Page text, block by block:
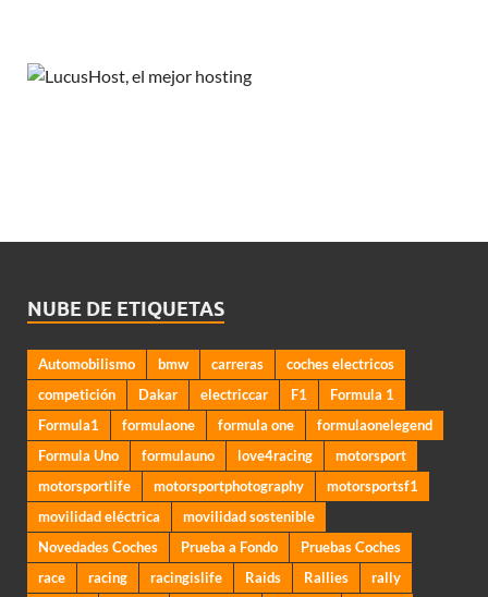
NUBE DE ETIQUETAS
Automobilismo bmw carreras
coches electricos
competición
Dakar electriccar F1
Formula 1
Formula1
formulaone formula one
formulaonelegend
Formula Uno
formulauno love4racing
motorsport
motorsportlife
motorsportphotography
motorsportsf1
movilidad eléctrica
movilidad sostenible
Novedades Coches
Prueba a Fondo
Pruebas Coches
race
racing racingislife Raids Rallies
rally